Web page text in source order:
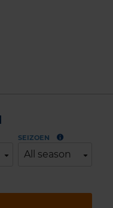
SEIZOEN
All season